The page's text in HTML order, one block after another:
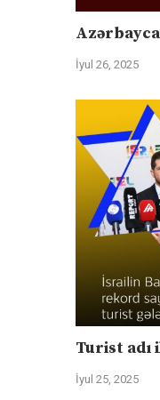
İyul 26, 2025
Turist adı
İyul 25, 2025